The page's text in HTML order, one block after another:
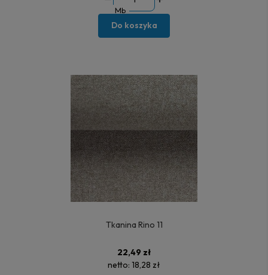
Mb
Do koszyka
Tkanina Rino 11
22,49 zł
netto: 18,28 zł